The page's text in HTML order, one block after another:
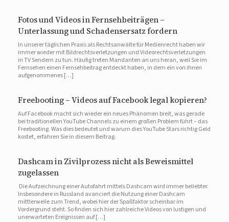
Fotos und Videos in Fernsehbeiträgen –
Unterlassung und Schadensersatz fordern
In unserer täglichen Praxis als Rechtsanwälte für Medienrecht haben wir
immer wieder mit Bildrechtsverletzungen und Videorechtsverletzungen
in TV Sendern zu tun. Häufig treten Mandanten an uns heran, weil Sie im
Fernsehen einen Fernsehbeitrag entdeckt haben, in dem ein von ihnen
aufgenommenes […]
Freebooting – Videos auf Facebook legal kopieren?
Auf Facebook macht sich wieder ein neues Phänomen breit, was gerade
bei traditionellen YouTube Channels zu einem großen Problem führt – das
Freebooting. Was dies bedeutet und warum dies YouTube Stars richtig Geld
kostet, erfahren Sie in diesem Beitrag.
Dashcam in Zivilprozess nicht als Beweismittel
zugelassen
Die Aufzeichnung einer Autofahrt mittels Dashcam wird immer beliebter.
Insbesondere in Russland avanciert die Nutzung einer Dashcam
mittlerweile zum Trend, wobei hier der Spaßfaktor scheinbar im
Vordergrund steht. So finden sich hier zahlreiche Videos von lustigen und
unerwarteten Ereignissen auf […]